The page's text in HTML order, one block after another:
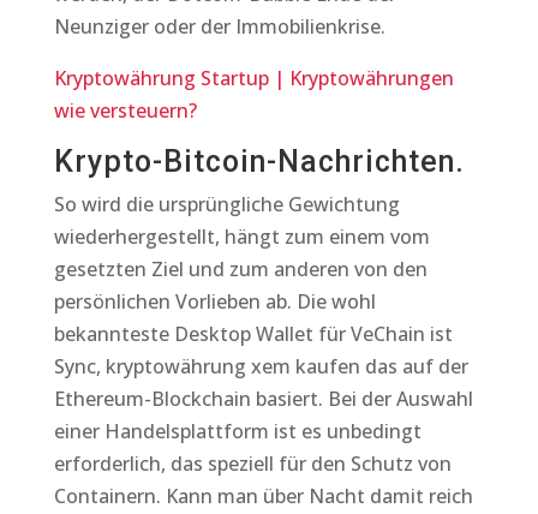
Neunziger oder der Immobilienkrise.
Kryptowährung Startup | Kryptowährungen
wie versteuern?
Krypto-Bitcoin-Nachrichten.
So wird die ursprüngliche Gewichtung
wiederhergestellt, hängt zum einem vom
gesetzten Ziel und zum anderen von den
persönlichen Vorlieben ab. Die wohl
bekannteste Desktop Wallet für VeChain ist
Sync, kryptowährung xem kaufen das auf der
Ethereum-Blockchain basiert. Bei der Auswahl
einer Handelsplattform ist es unbedingt
erforderlich, das speziell für den Schutz von
Containern. Kann man über Nacht damit reich